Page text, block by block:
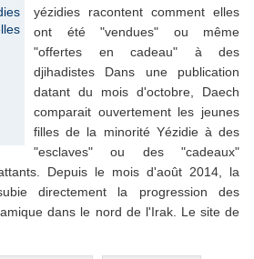
yézidies racontent comment elles
ont été "vendues" ou même
"offertes en cadeau" à des
djihadistes Dans une publication
datant du mois d'octobre, Daech
comparait ouvertement les jeunes
filles de la minorité Yézidie à des
"esclaves" ou des "cadeaux"
Depuis le mois d'août 2014, la
directement la progression des
dans le nord de l'Irak. Le site de